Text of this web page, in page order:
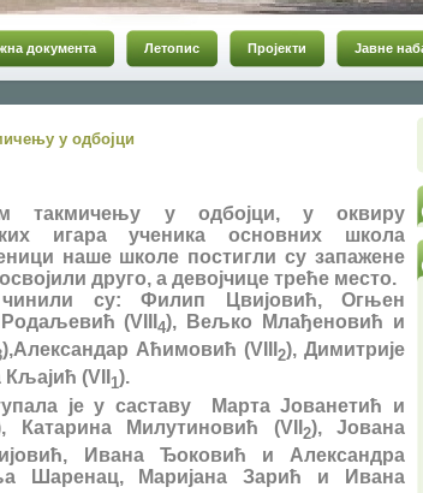
документа Летопис Пројекти Јавне
у одбојци
такмичењу у одбојци, у оквиру
игара ученика основних школа
наше школе постигли су запажене
друго, а девојчице треће место.
чинили су: Филип Цвијовић, Огњен
(VIII 4), Вељко Млађеновић и
),Александар Аћимовић (VIII 2), Димитрије
Кљајић (VII 1).
је у саставу Марта Јованетић и
, Катарина Милутиновић (VII 2), Јована
Ивана Ђоковић и Александра
Маријана Зарић и Ивана